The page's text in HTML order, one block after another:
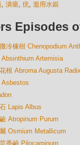
, 潰瘍, 疣, 濫用水銀
Episodes
冷橡樹 Chenopodium
Absinthium Artemisia
根 Abroma Augusta Radix
Asbestos
Lapis Albus
Atropinum Purum
Osmium Metallicum
香鹼 Pilocarpinum